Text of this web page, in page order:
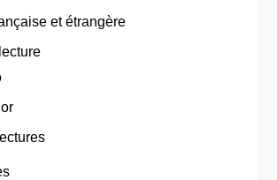
et étrangère